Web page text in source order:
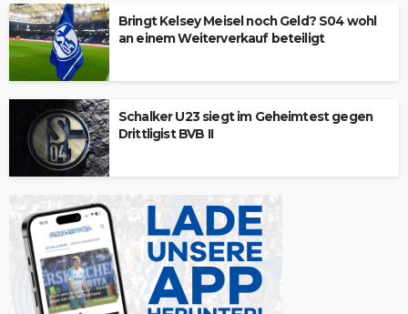
Bringt Kelsey Meisel noch Geld? S04 wohl
an einem Weiterverkauf beteiligt
Schalker U23 siegt im Geheimtest gegen
Drittligist BVB II